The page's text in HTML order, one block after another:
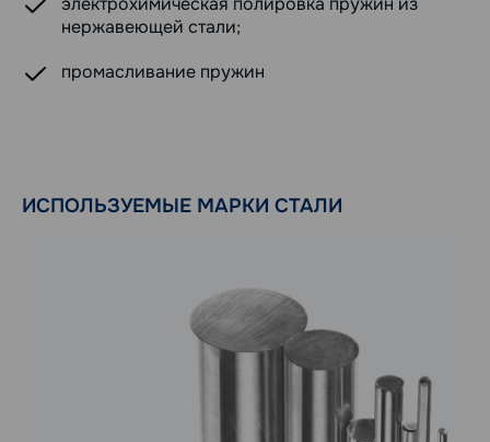
нержавеющей стали;
промасливание пружин
ИСПОЛЬЗУЕМЫЕ МАРКИ СТАЛИ